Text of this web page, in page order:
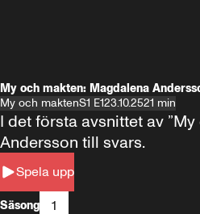
My och makten: Magdalena
My och maktenS1 E123.10.2521 min
Spela upp
I det första avsnittet av
Andersson till svars.
Säsong 1